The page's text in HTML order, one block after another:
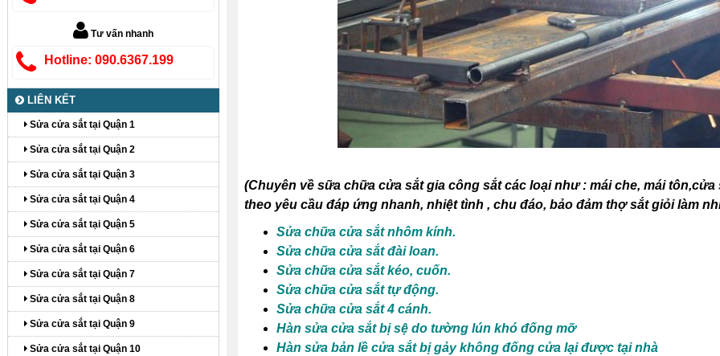
(Chuyên về sữa chữa cửa sắt gia công sắt các loại như : mái che, mái
theo yêu cầu đáp ứng nhanh, nhiệt tình , chu đáo, bảo đảm thợ sắt giỏi làm
Sửa chữa cửa sắt nhôm kính.
Sửa chữa cửa sắt đài loan.
Sửa chữa cửa sắt kéo, cuốn.
Sửa chữa cửa sắt tự động.
Sửa chữa cửa sắt 4 cánh.
Hàn sửa cửa sắt bị sệ do tường lún khó đống mỡ
Hàn sửa bản lề cửa sắt bị gảy không đống cửa lại được tại nhà
Tư vấn nhanh
Hotline: 090.6367.199
LIÊN KẾT
Sửa cửa sắt tại Quận 1
Sửa cửa sắt tại Quận 2
Sửa cửa sắt tại Quận 3
Sửa cửa sắt tại Quận 4
Sửa cửa sắt tại Quận 5
Sửa cửa sắt tại Quận 6
Sửa cửa sắt tại Quận 7
Sửa cửa sắt tại Quận 8
Sửa cửa sắt tại Quận 9
Sửa cửa sắt tại Quận 10